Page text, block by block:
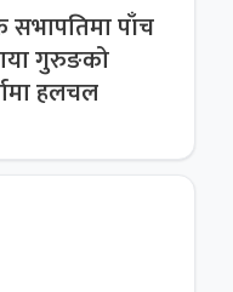
सभापतिमा पाँच
गुरुङको
हलचल